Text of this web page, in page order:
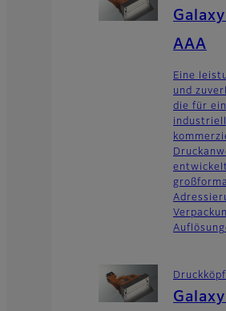
AAA
Eine
und
die für